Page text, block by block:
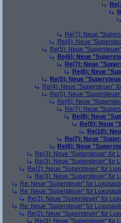
Re(7): Neue
Re(6): Neue
Re(5): Neue
Re(6): Neue
Re(7): Neue
Re(8): Neue
Re(5): Neue
Re(4): Neue "Supersteuer"
Re(5): Neue
Re(6): Neue
Re(7): Neue
Re(8): Neue
Re(9): Neue
Re(10):
Re(7): Neue
Re(6): Neue
Re(3): Neue "Supersteuer" für
Re(3): Neue "Supersteuer" für
Re(2): Neue "Supersteuer" für
Re(3): Neue "Supersteuer" für
Re: Neue "Supersteuer" für
Re: Neue "Supersteuer" für
Re(2): Neue "Supersteuer" für
Re: Neue "Supersteuer" für
Re(2): Neue "Supersteuer" für
Re(3): Neue "Supersteuer" für